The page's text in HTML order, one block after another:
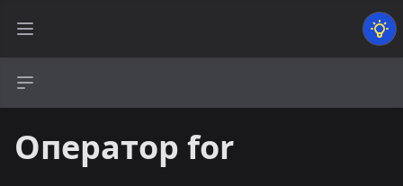
Open main menu
Оператор for